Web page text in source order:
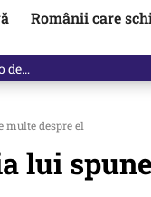
Românii care
Eugen…
multe despre el
lui